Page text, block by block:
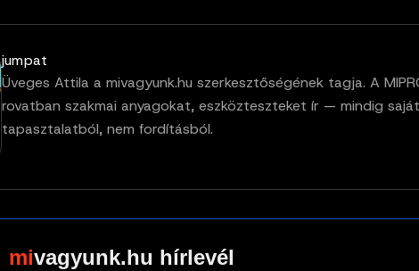
jumpat
Üveges Attila a mivagyunk.hu szerkesztőségének tagja. A
rovatban szakmai anyagokat, eszközteszteket ír — mindig saját
tapasztalatból, nem fordításból.
vagyunk.hu hírlevél